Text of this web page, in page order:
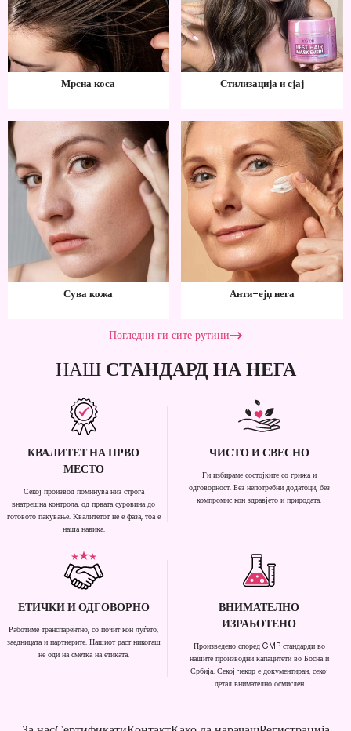
Мрсна коса Стилизација и сјај
Сува кожа Анти-ејџ нега
Погледни ги сите рутини
НАШ СТАНДАРД НА НЕГА
КВАЛИТЕТ НА ПРВО
МЕСТО
Секој производ поминува низ строга
внатрешна контрола, од првата суровина до
готовото пакување. Квалитетот не е фаза, тоа е
наша навика.
ЧИСТО И СВЕСНО
Ги избираме состојките со грижа и
одговорност. Без непотребни додатоци, без
компромис кон здравјето и природата.
ЕТИЧКИ И ОДГОВОРНО
Работиме транспарентно, со почит кон луѓето,
заедницата и партнерите. Нашиот раст никогаш
не оди на сметка на етиката.
ВНИМАТЕЛНО
ИЗРАБОТЕНО
Произведено според GMP стандарди во
нашите производни капацитети во Босна и
Србија. Секој чекор е документиран, секој
детал внимателно осмислен